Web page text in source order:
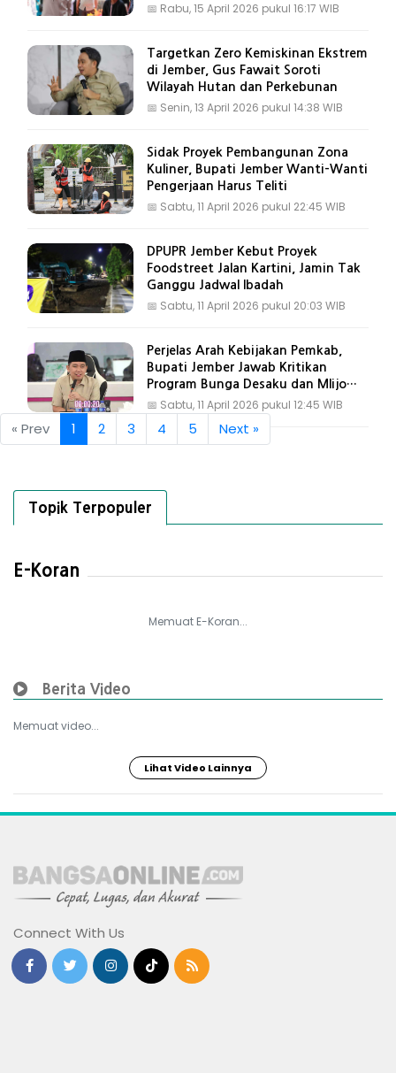
📅 Rabu, 15 April 2026 pukul 16:17 WIB
Targetkan Zero Kemiskinan Ekstrem
di Jember, Gus Fawait Soroti
Wilayah Hutan dan Perkebunan
📅 Senin, 13 April 2026 pukul 14:38 WIB
Sidak Proyek Pembangunan Zona
Kuliner, Bupati Jember Wanti-Wanti
Pengerjaan Harus Teliti
📅 Sabtu, 11 April 2026 pukul 22:45 WIB
DPUPR Jember Kebut Proyek
Foodstreet Jalan Kartini, Jamin Tak
Ganggu Jadwal Ibadah
📅 Sabtu, 11 April 2026 pukul 20:03 WIB
Perjelas Arah Kebijakan Pemkab,
Bupati Jember Jawab Kritikan
Program Bunga Desaku dan Mlijo
Cinta
📅 Sabtu, 11 April 2026 pukul 12:45 WIB
« Prev 1 2 3 4 5 Next »
Topik Terpopuler
E-Koran
Memuat E-Koran...
Berita Video
Memuat video...
Lihat Video Lainnya
Connect With Us